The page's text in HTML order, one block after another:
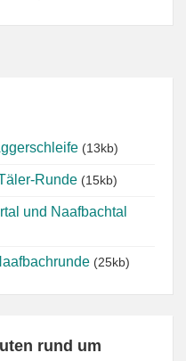
(13kb)
Runde (15kb)
und Naafbachtal
(25kb)
rund um